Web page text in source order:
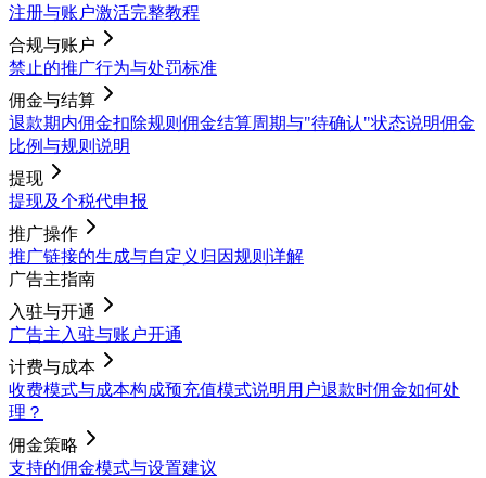
注册与账户激活完整教程
合规与账户
禁止的推广行为与处罚标准
佣金与结算
退款期内佣金扣除规则 佣金结算周期与"待确认"状态说明佣金
比例与规则说明
提现
提现及个税代申报
推广操作
推广链接的生成与自定义 归因规则详解
广告主指南
入驻与开通
广告主入驻与账户开通
计费与成本
收费模式与成本构成预充值模式说明 用户退款时佣金如何处
理？
佣金策略
支持的佣金模式与设置建议